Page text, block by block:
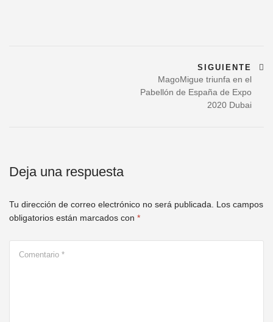
SIGUIENTE
MagoMigue triunfa en el
Pabellón de España de Expo
2020 Dubai
Deja una respuesta
Tu dirección de correo electrónico no será publicada.
Los campos
obligatorios están marcados con *